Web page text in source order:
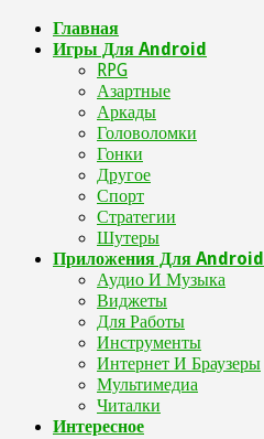
Главная
Игры Для Android
RPG
Азартные
Аркады
Головоломки
Гонки
Другое
Спорт
Стратегии
Шутеры
Приложения Для Android
Аудио И Музыка
Виджеты
Для Работы
Инструменты
Интернет И Браузеры
Мультимедиа
Читалки
Интересное